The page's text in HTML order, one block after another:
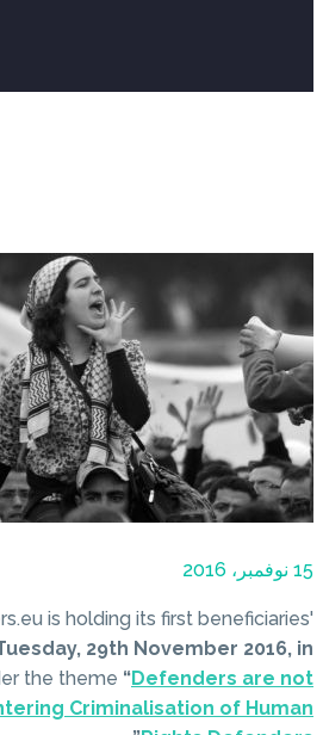
ProtectDefenders.eu is
meeting next
Brussels, under the
criminals – Countering